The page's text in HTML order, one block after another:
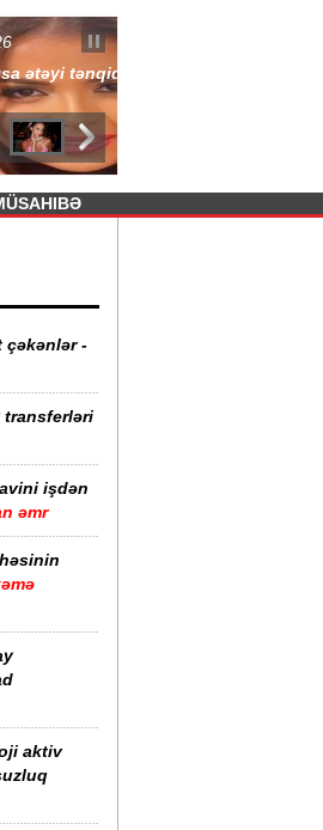
olundu -
çəkənlər -
transferləri
işdən
əmr
aktiv